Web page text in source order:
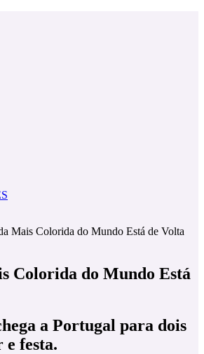
Mais Colorida do Mundo Está de Volta
Colorida do Mundo Está
a Portugal para dois
e festa.